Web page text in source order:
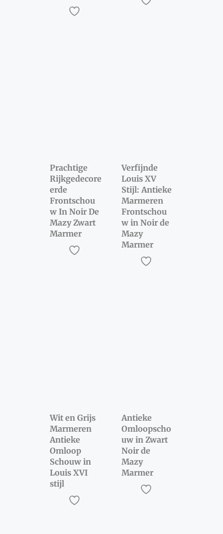
Prachtige
Rijkgedecore
erde
Frontschou
w In Noir De
Mazy Zwart
Marmer
Verfijnde
Louis XV
Stijl: Antieke
Marmeren
Frontschou
w in Noir de
Mazy
Marmer
Wit en Grijs
Marmeren
Antieke
Omloop
Schouw in
Louis XVI
stijl
Antieke
Omloopscho
uw in Zwart
Noir de
Mazy
Marmer